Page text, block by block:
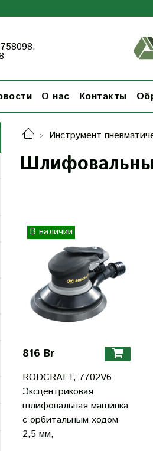
О нас Контакты
Инструмент
В наличии
816 Br
RODCRAFT, 7702V6
Эксцентриковая
шлифовальная машинка
с орбитальным ходом
2,5 мм,